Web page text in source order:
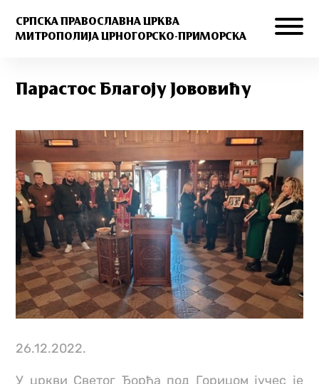
СРПСКА ПРАВОСЛАВНА ЦРКВА
МИТРОПОЛИЈА ЦРНОГОРСКО-ПРИМОРСКА
Парастос Благоју Јововићу
26.12.2022.
У цркви Светог Ђорђа под Горицом јучес је